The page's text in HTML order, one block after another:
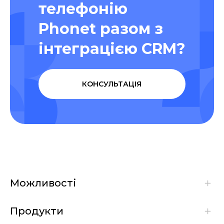
телефонію
Phonet разом з
інтеграцією CRM?
КОНСУЛЬТАЦІЯ
Можливості
Продукти